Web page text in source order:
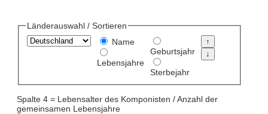
Länderauswahl / Sortieren
Name
Lebensjahre
Geburtsjahr
Sterbejahr
Spalte 4 = Lebensalter des Komponisten / Anzahl der
gemeinsamen Lebensjahre